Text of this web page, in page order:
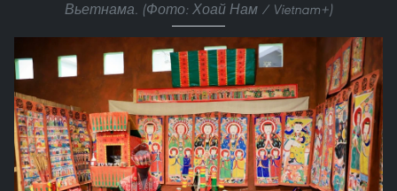
Вьетнама. (Фото: Хоай Нам / Vietnam+)